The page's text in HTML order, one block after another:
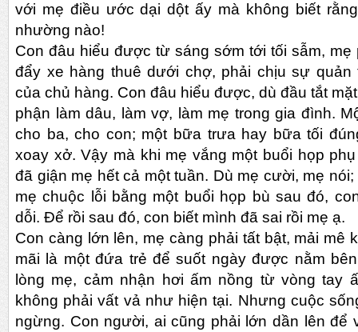
với mẹ điều ước dại dột ấy mà không biết
nhường nào!
Con đâu hiểu được từ sáng sớm tới tối sẫm,
đẩy xe hàng thuê dưới chợ, phải chịu sự quản
của chủ hàng. Con đâu hiểu được, dù đầu tắt
phận làm dâu, làm vợ, làm mẹ trong gia đình.
cho ba, cho con; một bữa trưa hay bữa tối
xoay xở. Vậy mà khi mẹ vắng một buổi họp
đã giận mẹ hết cả một tuần. Dù mẹ cười, mẹ
mẹ chuộc lỗi bằng một buổi họp bù sau đó,
dỗi. Để rồi sau đó, con biết mình đã sai rồi mẹ ạ.
Con càng lớn lên, mẹ càng phải tất bật, mải mê
mãi là một đứa trẻ để suốt ngày được nằm
lòng mẹ, cảm nhận hơi ấm nồng từ vòng tay
không phải vất vả như hiện tại. Nhưng cuộc
ngừng. Con người, ai cũng phải lớn dần lên để